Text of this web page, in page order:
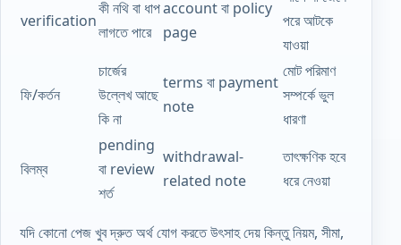
verification
কী নথি বা ধাপ
লাগতে পারে
account বা policy
page
পরে আটকে
যাওয়া
ফি/কর্তন
চার্জের
উল্লেখ আছে
কি না
terms বা payment
note
মোট পরিমাণ
সম্পর্কে ভুল
ধারণা
বিলম্ব
pending
বা review
শর্ত
withdrawal-
related note
তাৎক্ষণিক হবে
ধরে নেওয়া
যদি কোনো পেজ খুব দ্রুত অর্থ যোগ করতে উৎসাহ দেয় কিন্তু নিয়ম, সীমা,